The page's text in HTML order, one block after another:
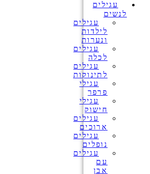
עגילים
לנשים
עגילים
לילדות
ונערות
עגילים
לכלה
עגילים
לתינוקות
עגילי
פרפר
עגילי
חישוק
עגילים
ארוכים
עגילים
נופלים
עגילים
עם
אבן